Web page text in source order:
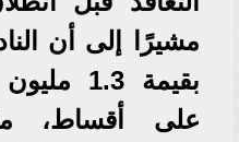
مشيرًا إلى أن
بقيمة
على أقساط،